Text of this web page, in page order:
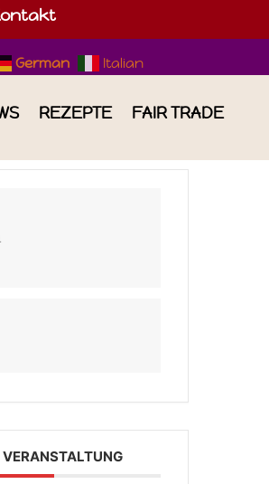
German Italian
REZEPTE
FAIR TRADE
VERANSTALTUNG